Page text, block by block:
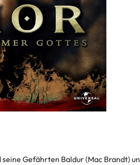
Gefährten Baldur (Mac Brandt)